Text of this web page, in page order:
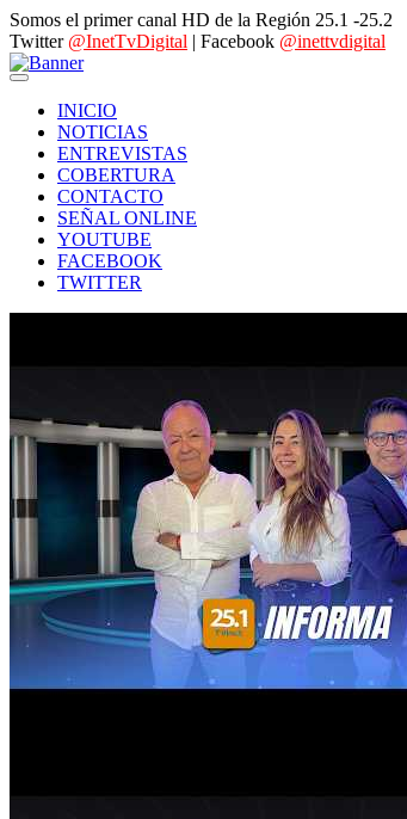
Somos el primer canal HD de la Región 25.1 -25.2
Twitter @InetTvDigital | Facebook @inettvdigital
INICIO
NOTICIAS
ENTREVISTAS
COBERTURA
CONTACTO
SEÑAL ONLINE
YOUTUBE
FACEBOOK
TWITTER